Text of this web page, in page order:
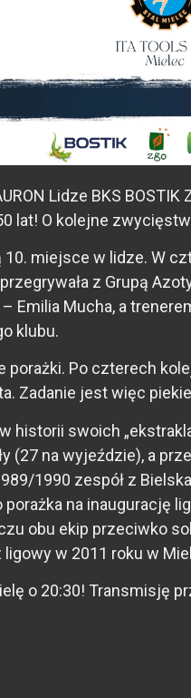
Lidze BKS
lat! O kolejne
miejsce w lidze. W
z Grupą
Emilia Mucha, a
klubu.
Po czterech
Zadanie jest więc
historii swoich
(27 na wyjeździe), a
1990 zespół z
na inaugurację
obu ekip przeciwko
w 2011 roku w
o 20:30! Transmisję